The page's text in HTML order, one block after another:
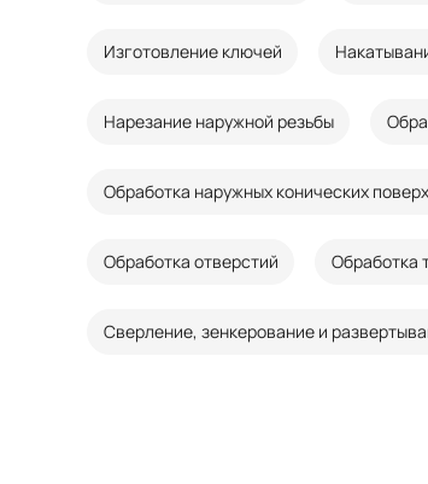
Изготовление ключей
Нарезание наружной резьбы
Обработка наружных конических
Обработка отверстий Обработка
Сверление, зенкерование и